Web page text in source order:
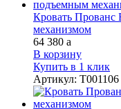
Кровать Прованс
механизмом
64 380 a
В корзину
Купить в 1 клик
Артикул: Т001106